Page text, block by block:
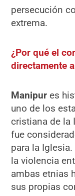
persecución
extrema.
¿Por qué el
directamente
Manipur es
uno de los
cristiana de la
fue
para la
la violencia
ambas etnias
sus propias